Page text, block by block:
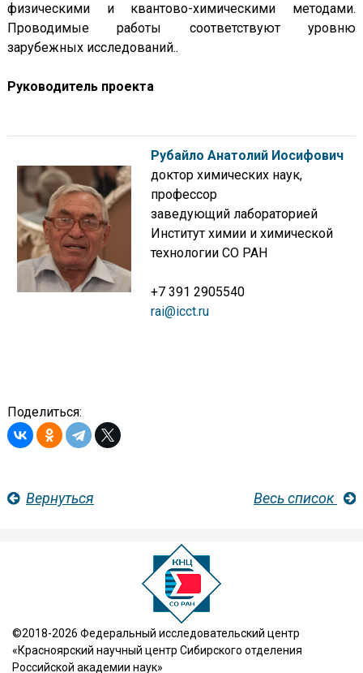
физическими и квантово-химическими методами.
Проводимые работы соответствуют уровню
зарубежных исследований..
Руководитель проекта
Рубайло Анатолий Иосифович
доктор химических наук,
профессор
заведующий лабораторией
Институт химии и химической
технологии СО РАН
+7 391 2905540
rai@icct.ru
Поделиться:
Вернуться Весь список
©2018-2026 Федеральный исследовательский центр
«Красноярский научный центр Сибирского отделения
Российской академии наук»